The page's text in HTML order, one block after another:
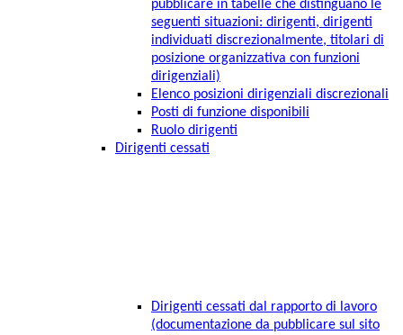
pubblicare in tabelle che distinguano le
seguenti situazioni: dirigenti, dirigenti
individuati discrezionalmente, titolari di
posizione organizzativa con funzioni
dirigenziali)
Elenco posizioni dirigenziali discrezionali
Posti di funzione disponibili
Ruolo dirigenti
Dirigenti cessati
Dirigenti cessati dal rapporto di lavoro
(documentazione da pubblicare sul sito